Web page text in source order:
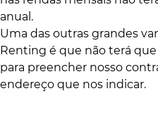
anual.
Uma das outras grandes
Renting é que não terá
para preencher nosso
endereço que nos indicar.